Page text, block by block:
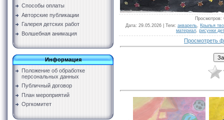
Способы оплаты
Авторские публикации
Галерея детских работ
Волшебная анимация
Информация
Положение об обработке
персональных данных
Публичный договор
План мероприятий
Оргкомитет
Просмотров:
Дата: 29.05.2026 | Теги: акварель
Крылья
материал рисунки
Просмотреть